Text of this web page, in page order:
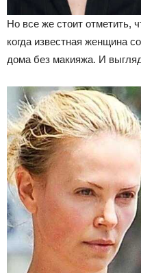
Но все же стоит отметить,
когда известная женщина
дома без макияжа. И